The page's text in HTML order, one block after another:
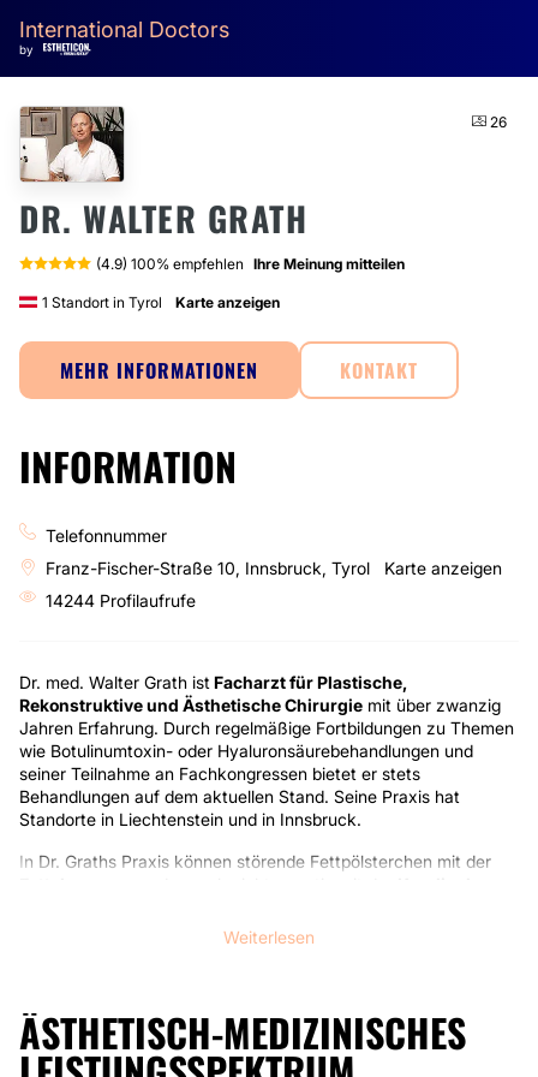
International Doctors
by
26
DR. WALTER GRATH
(4.9) 100% empfehlen Ihre Meinung mitteilen
1 Standort in Tyrol Karte anzeigen
MEHR INFORMATIONEN KONTAKT
INFORMATION
Telefonnummer
Franz-Fischer-Straße 10, Innsbruck, Tyrol
Karte anzeigen
14244 Profilaufrufe
Dr. med. Walter Grath ist Facharzt für Plastische,
Rekonstruktive und Ästhetische Chirurgie mit über zwanzig
Jahren Erfahrung. Durch regelmäßige Fortbildungen zu Themen
wie Botulinumtoxin- oder Hyaluronsäurebehandlungen und
seiner Teilnahme an Fachkongressen bietet er stets
Behandlungen auf dem aktuellen Stand. Seine Praxis hat
Standorte in Liechtenstein und in Innsbruck.
In Dr. Graths Praxis können störende Fettpölsterchen mit der
sowie unterschiedliche
oder den Ohren möglich. Aber auchFaltenbehandlungen
vielfältigen Methoden sowie eine Beratung zur richtigen
Hautpflegezählen zum Leistungsangebot.
Weiterlesen
ÄSTHETISCH-MEDIZINISCHES